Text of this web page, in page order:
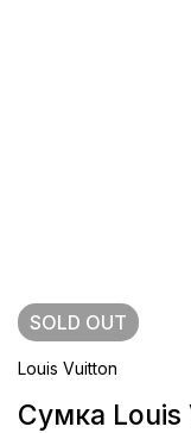
SOLD OUT
Louis Vuitton
Сумка Louis